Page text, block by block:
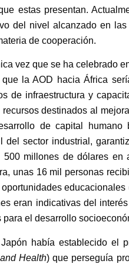
estas presentan.
del nivel alcanzado en
de cooperación.
vez que se ha celebrado
la AOD hacia África
de infraestructura y
recursos destinados al
de capital humano
del sector industrial,
millones de dólares
unas 16 mil personas
educacionales
eran indicativas del
el desarrollo
había establecido el
Health) que perseguía